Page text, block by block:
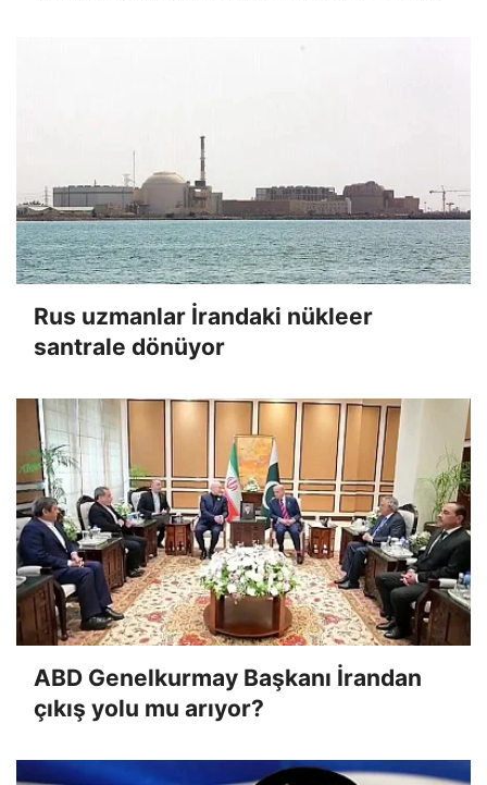
Rus uzmanlar İrandaki nükleer
santrale dönüyor
ABD Genelkurmay Başkanı İrandan
çıkış yolu mu arıyor?